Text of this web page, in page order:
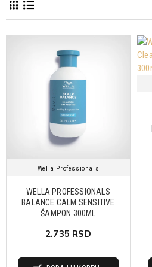
Wella Professionals
WELLA PROFESSIONALS
BALANCE CALM SENSITIVE
ŠAMPON 300ML
2.735 RSD